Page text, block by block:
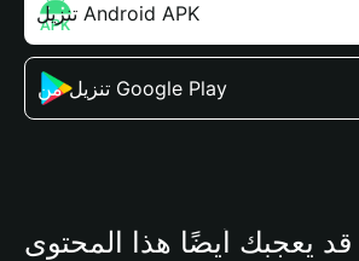
تنزيل Android APK
تنزيل من Google Play
قد يعجبك أيضًا هذا المحتوى